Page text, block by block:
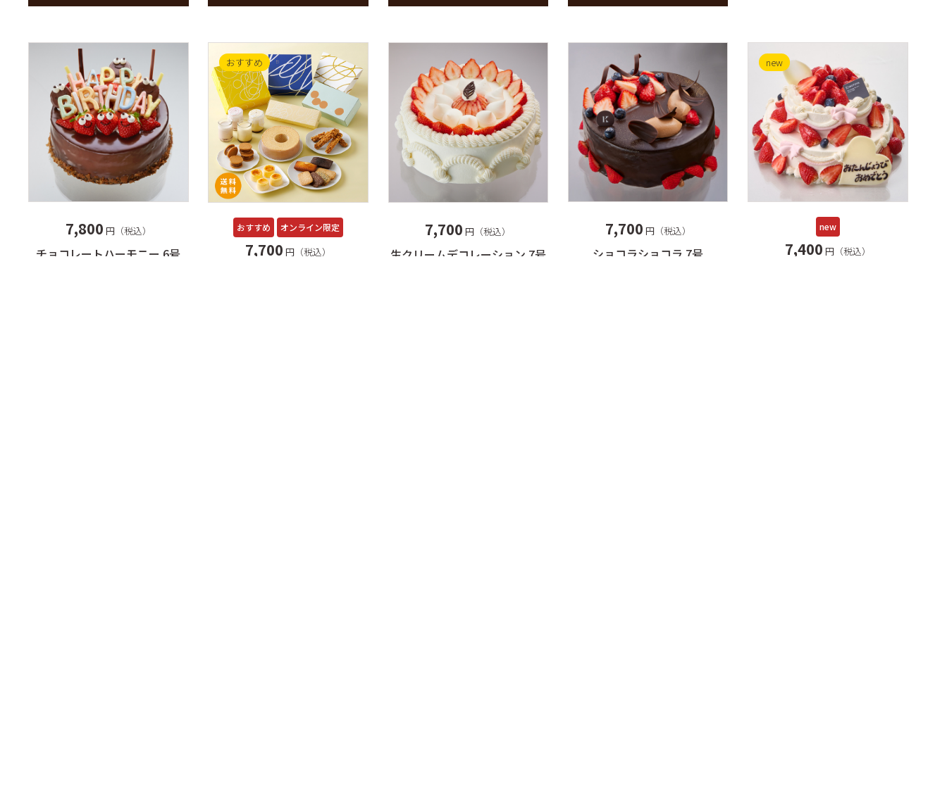
7,800 円（税込）
チョコレートハーモニー 6号
おすすめ
おすすめ オンライン限定
7,700 円（税込）
7,700 円（税込）
生クリームデコレーション 7号
7,700 円（税込）
ショコラショコラ 7号
new
new
7,400 円（税込）